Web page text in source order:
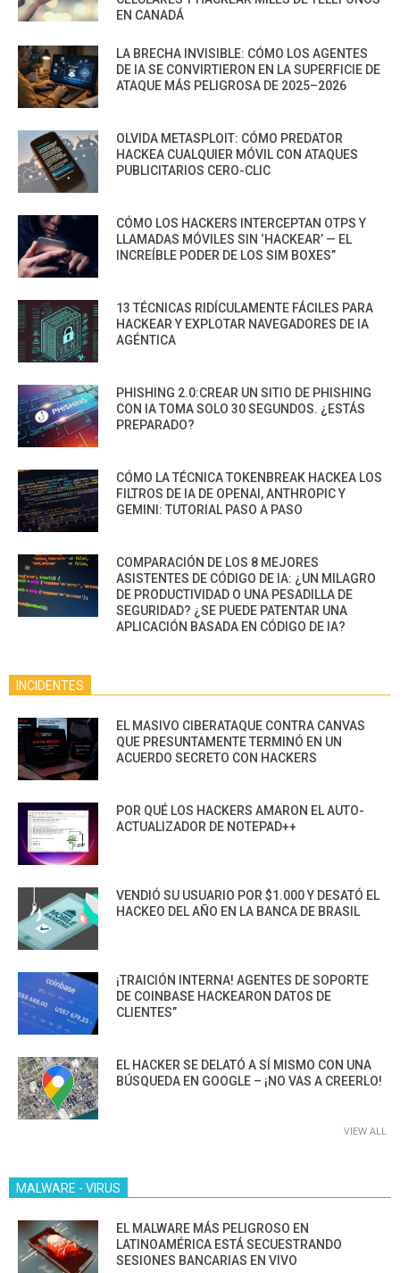
EN CANADÁ
LA BRECHA INVISIBLE: CÓMO LOS AGENTES
DE IA SE CONVIRTIERON EN LA SUPERFICIE DE
ATAQUE MÁS PELIGROSA DE 2025–2026
OLVIDA METASPLOIT: CÓMO PREDATOR
HACKEA CUALQUIER MÓVIL CON ATAQUES
PUBLICITARIOS CERO-CLIC
CÓMO LOS HACKERS INTERCEPTAN OTPS Y
LLAMADAS MÓVILES SIN ‘HACKEAR’ — EL
INCREÍBLE PODER DE LOS SIM BOXES”
13 TÉCNICAS RIDÍCULAMENTE FÁCILES PARA
HACKEAR Y EXPLOTAR NAVEGADORES DE IA
AGÉNTICA
PHISHING 2.0:CREAR UN SITIO DE PHISHING
CON IA TOMA SOLO 30 SEGUNDOS. ¿ESTÁS
PREPARADO?
CÓMO LA TÉCNICA TOKENBREAK HACKEA LOS
FILTROS DE IA DE OPENAI, ANTHROPIC Y
GEMINI: TUTORIAL PASO A PASO
COMPARACIÓN DE LOS 8 MEJORES
ASISTENTES DE CÓDIGO DE IA: ¿UN MILAGRO
DE PRODUCTIVIDAD O UNA PESADILLA DE
SEGURIDAD? ¿SE PUEDE PATENTAR UNA
APLICACIÓN BASADA EN CÓDIGO DE IA?
INCIDENTES
EL MASIVO CIBERATAQUE CONTRA CANVAS
QUE PRESUNTAMENTE TERMINÓ EN UN
ACUERDO SECRETO CON HACKERS
POR QUÉ LOS HACKERS AMARON EL AUTO-
ACTUALIZADOR DE NOTEPAD++
VENDIÓ SU USUARIO POR $1.000 Y DESATÓ EL
HACKEO DEL AÑO EN LA BANCA DE BRASIL
¡TRAICIÓN INTERNA! AGENTES DE SOPORTE
DE COINBASE HACKEARON DATOS DE
CLIENTES”
EL HACKER SE DELATÓ A SÍ MISMO CON UNA
BÚSQUEDA EN GOOGLE – ¡NO VAS A CREERLO!
VIEW ALL
MALWARE - VIRUS
EL MALWARE MÁS PELIGROSO EN
LATINOAMÉRICA ESTÁ SECUESTRANDO
SESIONES BANCARIAS EN VIVO